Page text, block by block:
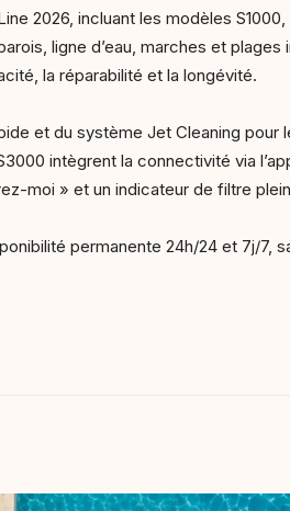
2026, incluant les modèles
ligne d’eau, marches et
la réparabilité et la longévité.
et du système Jet Cleaning
intègrent la connectivité via
moi » et un indicateur de filtre
permanente 24h/24 et 7j/7,